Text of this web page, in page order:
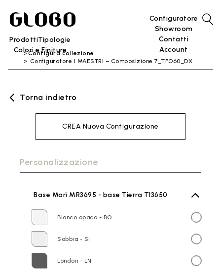
ProdottiTipologie
Colori e Finiture
Configuratore
Showroom
Contatti
Account
Configura collezione
Configuratore I MAESTRI – Composizione 7_TFO60_DX
Torna indietro
CREA Nuova Configurazione
Personalizzazione
Base Marì MR3695 - base Tierra TI3650
Bianco opaco - BO
Sabbia - SI
London - LN